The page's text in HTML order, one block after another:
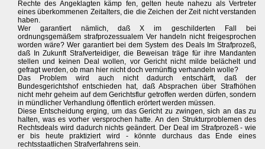
Rechte des Angeklagten kämp fen, gelten heute nahezu als Vertreter
eines überkommenen Zeitalters, die die Zeichen der Zeit nicht verstanden
haben.
Wer garantiert nämlich, daß X im geschilderten Fall bei
ordnungsgemäßem strafprozessualem Ver handeln nicht freigesprochen
worden wäre? Wer garantiert bei dem System des Deals Im Strafprozeß,
daß In Zukunft Strafverteidiger, die Beweisan träge für ihre Mandanten
stellen und keinen Deal wollen, vor Gericht nicht milde belächelt und
gefragt werden, ob man hier nicht doch vernünftig verhandeln wolle?
Das Problem wird auch nicht dadurch entschärft, daß der
Bundesgerichtshof entschieden hat, daß Absprachen über Strafhöhen
nicht mehr geheim auf dem Gerichtsflur getroffen werden dürfen, sondern
in mündlicher Verhandlung öffentlich erörtert werden müssen.
Diese Entscheidung erging, um das Gericht zu zwingen, sich an das zu
halten, was es vorher versprochen hatte. An den Strukturproblemen des
Rechtsdeals wird dadurch nichts geändert. Der Deal im Strafprozeß - wie
er bis heute praktiziert wird - könnte durchaus das Ende eines
rechtsstaatlichen Strafverfahrens sein.